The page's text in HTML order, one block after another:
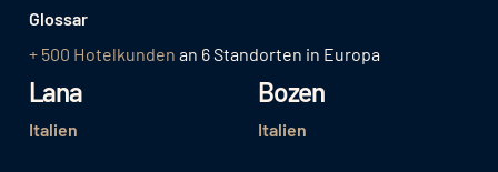
Glossar
+ 500 Hotelkunden an 6 Standorten in Europa
Lana
Italien
Bozen
Italien